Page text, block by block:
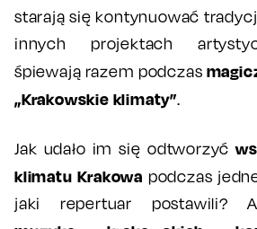
starają się kontynuować
innych projektach
śpiewają razem podczas
„Krakowskie klimaty”.
Jak udało im się odtworzyć
klimatu Krakowa podczas
jaki repertuar postawili?